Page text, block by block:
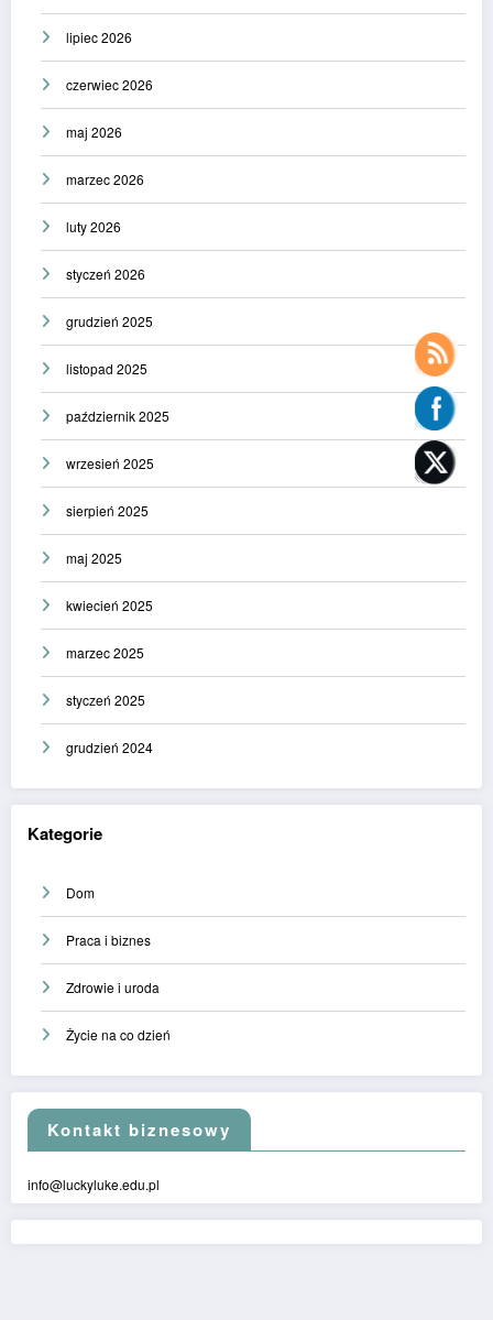
lipiec 2026
czerwiec 2026
maj 2026
marzec 2026
luty 2026
styczeń 2026
grudzień 2025
listopad 2025
październik 2025
wrzesień 2025
sierpień 2025
maj 2025
kwiecień 2025
marzec 2025
styczeń 2025
grudzień 2024
Kategorie
Dom
Praca i biznes
Zdrowie i uroda
Życie na co dzień
Kontakt biznesowy
info@luckyluke.edu.pl